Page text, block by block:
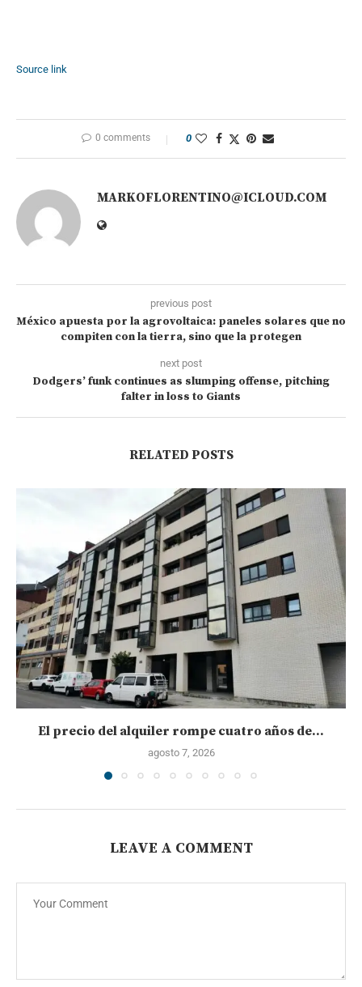
Source link
0 comments 0
MARKOFLORENTINO@ICLOUD.COM
previous post
México apuesta por la agrovoltaica: paneles solares que no
compiten con la tierra, sino que la protegen
next post
Dodgers’ funk continues as slumping offense, pitching
falter in loss to Giants
RELATED POSTS
El precio del alquiler rompe cuatro años de...
agosto 7, 2026
LEAVE A COMMENT